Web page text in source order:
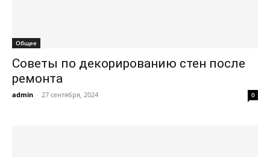
Общее
Советы по декорированию стен после
ремонта
admin - 27 сентября, 2024 0